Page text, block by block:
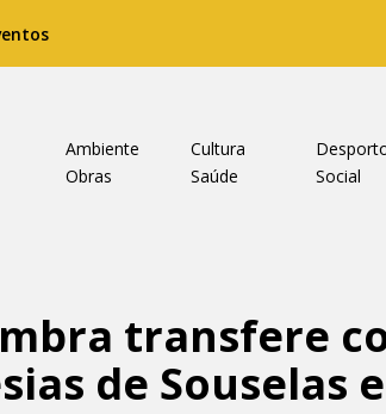
Ambiente Cultura
Obras
Saúde Social
transfere
de Souselas